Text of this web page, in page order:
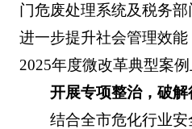
门危废处理系统及税务部
进一步提升社会管理效
2025年度微改革典型案例
开展专项整治，破
结合全市危化行业